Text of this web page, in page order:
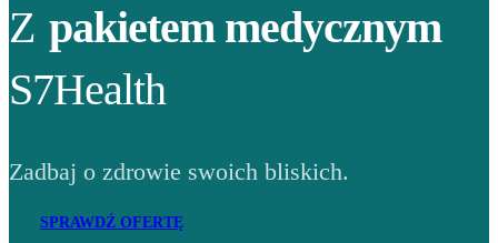
Z pakietem medycznym
S7Health
Zadbaj o zdrowie swoich bliskich.
SPRAWDŹ OFERTĘ